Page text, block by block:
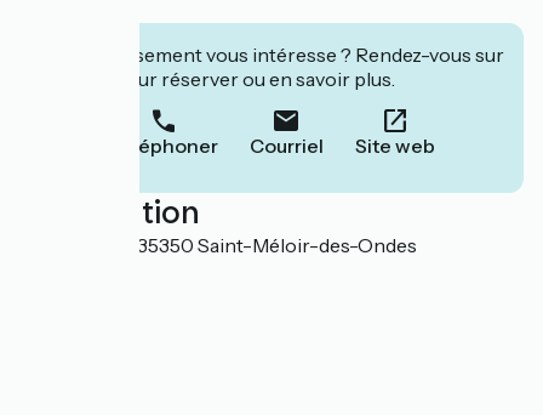
Cet établissement vous intéresse ? Rendez-vous sur
leur site pour réserver ou en savoir plus.
Téléphoner Courriel Site web
Localisation
1 Le Limonay 35350 Saint-Méloir-des-Ondes